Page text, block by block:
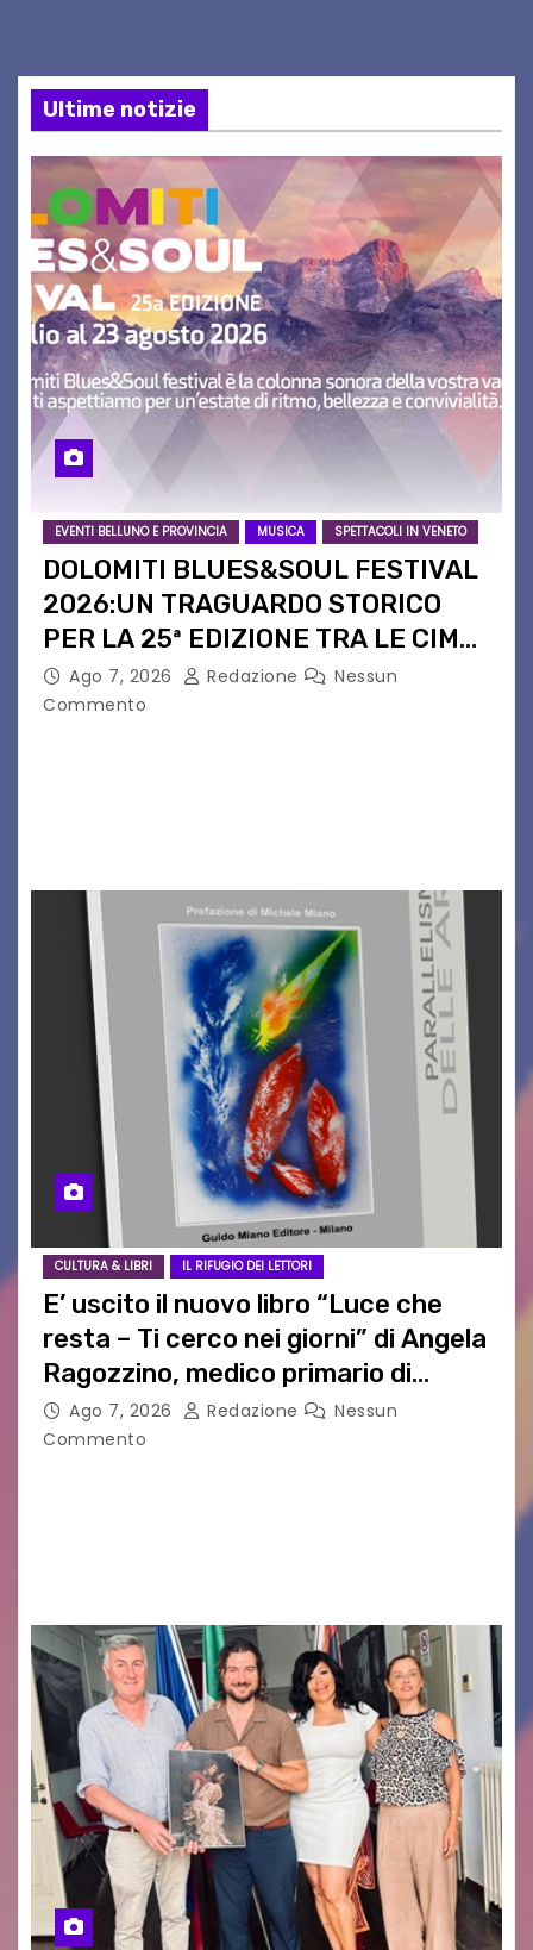
Ultime notizie
EVENTI BELLUNO E PROVINCIA MUSICA SPETTACOLI IN VENETO
DOLOMITI BLUES&SOUL FESTIVAL
2026:UN TRAGUARDO STORICO
PER LA 25ª EDIZIONE TRA LE CIME
PATRIMONIO UNESCO
Ago 7, 2026 Redazione
Nessun
Commento
CULTURA & LIBRI IL RIFUGIO DEI LETTORI
E’ uscito il nuovo libro “Luce che
resta – Ti cerco nei giorni” di Angela
Ragozzino, medico primario di
Capua
Ago 7, 2026 Redazione
Nessun
Commento